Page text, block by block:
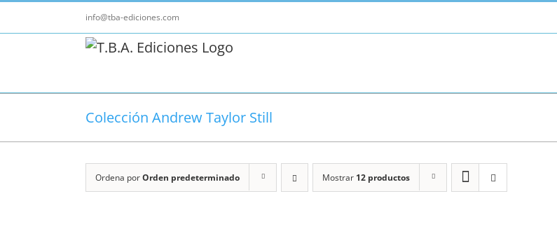
al
info@tba-ediciones.com
Colección Andrew Taylor Still
Ordena porOrden predeterminado Mostrar 12 productos